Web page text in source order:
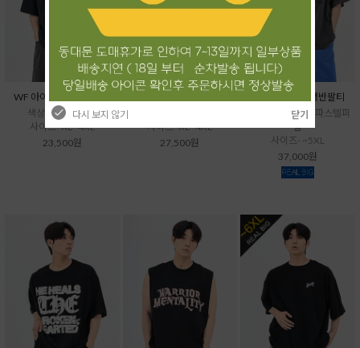
WF 아이스소로나반팔티
색상- 블랙,화이트
사이즈- XL~4XL
23,500원
사이즈- XL~4XL
27,500원
VU 곰세마리급행반팔티
색상- 다크그레이, 파스텔퍼
플
사이즈- ~5XL
37,000원
다시 보지 않기 닫기